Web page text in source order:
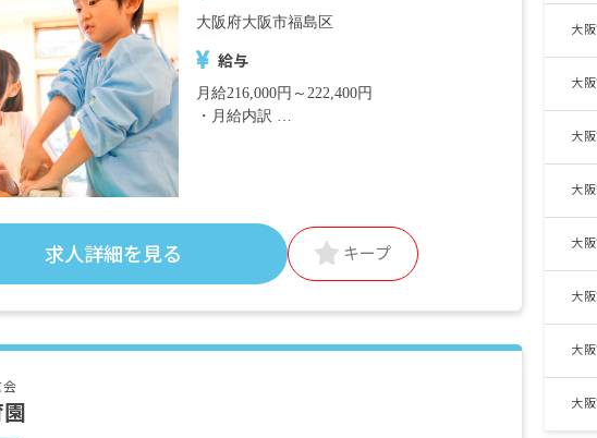
大阪府大阪市福島区
給与
月給216,000円～222,400円
・月給内訳
※試用期間あり
求人詳細を見る キープ
会
大
大
大
大
大
大
大
大